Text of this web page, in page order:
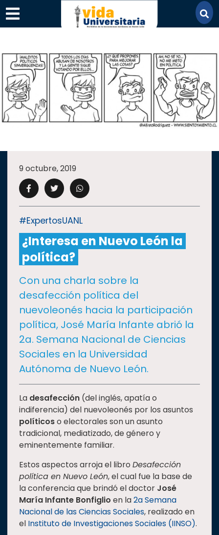
×
SECCIONES
CAMPUS UANL
CULTURA
I+D+IEXPERTOS
SALUD
SUSTENTABILIDAD
TEMAS
Oferta
educativa
Rectoría
Investigación
Internacionalización
Responsabilidad
social
9 octubre, 2019
#ExpertosUANL
¿Interesa en Nuevo León la
política?
Con una charla sobre la
desafección política del
nuevoleonés hacia la participación
política, José María Infante abrió la
2a. Semana Nacional de Ciencias
Sociales en la Universidad
Autónoma de Nuevo León.
La desafección (del inglés, apatía o
indiferencia) del nuevoleonés por los asuntos
políticoso electorales son un asunto
tradicional, mediatizado, de género y
eminentemente familiar.
Estos aspectos arroja el libro Desafección
política en Nuevo León, el cual fue la base de
la conferencia que brindó el doctor José
María Infante Bonfiglio en la2a Semana
Nacional de las Ciencias Sociales, realizado en
el Instituto de Investigaciones Sociales (IINSO).